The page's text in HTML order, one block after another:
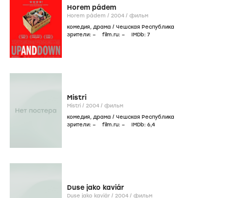
Horem pádem
Horem pádem / 2004 / фильм
комедия, драма / Чешская Республика
зрители: – film.ru: – IMDb: 7
Mistri
Mistri / 2004 / фильм
комедия, драма / Чешская Республика
зрители: – film.ru: – IMDb: 6,4
Duse jako kaviár
Duse jako kaviár / 2004 / фильм